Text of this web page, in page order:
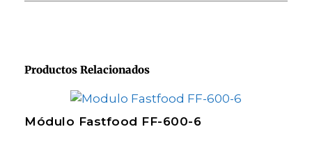
Productos Relacionados
Módulo Fastfood FF-600-6